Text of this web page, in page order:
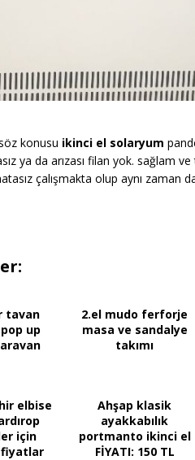
konusu ikinci el solaryum
ya da arızası filan yok. sağlam
çalışmakta olup aynı zaman
tavan
up
2.el mudo ferforje
masa ve sandalye
takımı
elbise
için
fiyatlar
Ahşap klasik
ayakkabılık
portmanto ikinci el
FİYATI: 150 TL